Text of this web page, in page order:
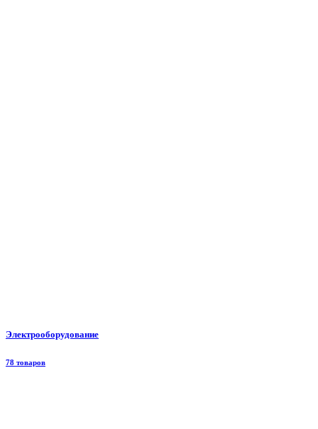
Электрооборудование
78 товаров